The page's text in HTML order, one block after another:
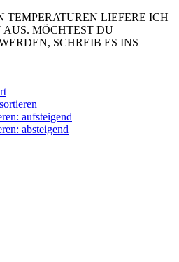
TEMPERATUREN LIEFERE ICH
MÖCHTEST DU
SCHREIB ES INS
aufsteigend
absteigend